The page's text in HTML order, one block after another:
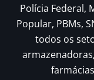
Polícia Federal,
Popular, PBMs,
todos os